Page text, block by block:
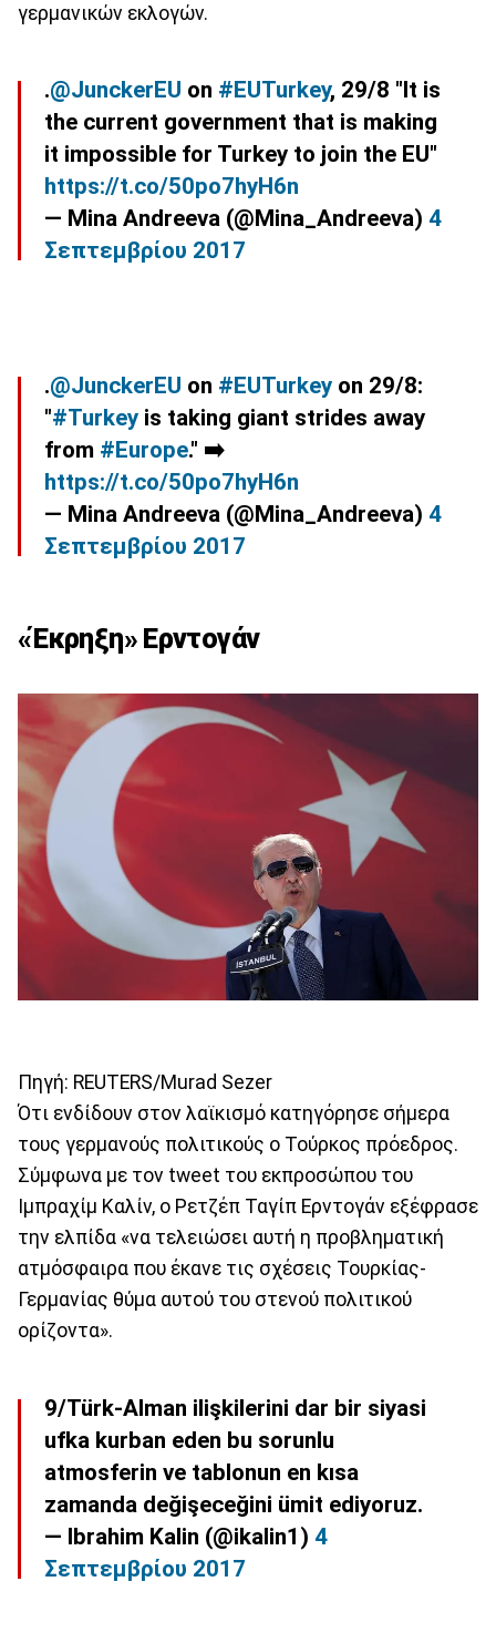
γερμανικών εκλογών.
.@JunckerEU on #EUTurkey, 29/8 "It is
the current government that is making
it impossible for Turkey to join the EU"
https://t.co/50po7hyH6n
— Mina Andreeva (@Mina_Andreeva) 4
Σεπτεμβρίου 2017
.@JunckerEU on #EUTurkey on 29/8:
"#Turkey is taking giant strides away
from #Europe." ➡️
https://t.co/50po7hyH6n
— Mina Andreeva (@Mina_Andreeva) 4
Σεπτεμβρίου 2017
«Έκρηξη» Ερντογάν
Πηγή: REUTERS/Murad Sezer
Ότι ενδίδουν στον λαϊκισμό κατηγόρησε σήμερα
τους γερμανούς πολιτικούς ο Τούρκος πρόεδρος.
Σύμφωνα με τον tweet του εκπροσώπου του
Ιμπραχίμ Καλίν, ο Ρετζέπ Ταγίπ Ερντογάν εξέφρασε
την ελπίδα «να τελειώσει αυτή η προβληματική
ατμόσφαιρα που έκανε τις σχέσεις Τουρκίας-
Γερμανίας θύμα αυτού του στενού πολιτικού
ορίζοντα».
9/Türk-Alman ilişkilerini dar bir siyasi
ufka kurban eden bu sorunlu
atmosferin ve tablonun en kısa
zamanda değişeceğini ümit ediyoruz.
— Ibrahim Kalin (@ikalin1) 4
Σεπτεμβρίου 2017